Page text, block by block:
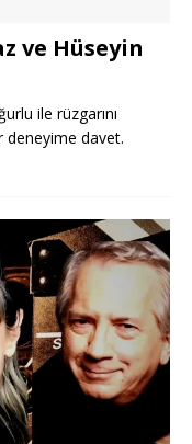
ve Hüseyin
ile rüzgarını
deneyime davet.